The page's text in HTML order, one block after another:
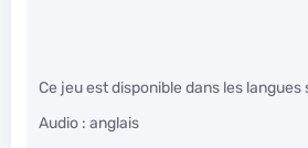
Ce jeu est disponible dans les langues
Audio : anglais